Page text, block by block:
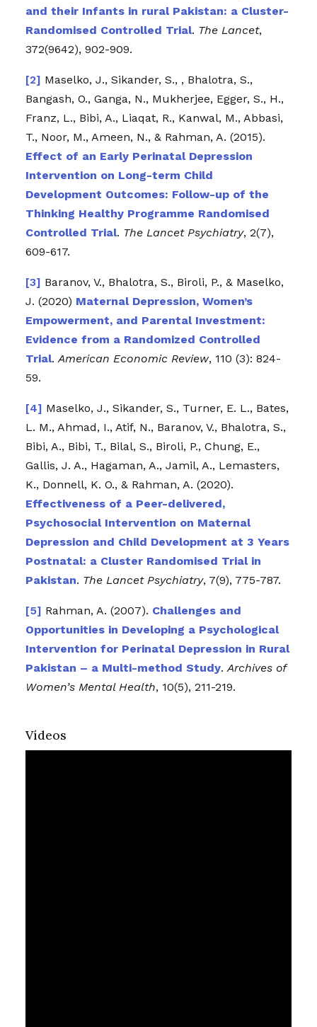
and their Infants in rural Pakistan: a Cluster-
Randomised Controlled Trial. The Lancet,
372(9642), 902-909.
Maselko, J., Sikander, S., , Bhalotra, S.,
Bangash, O., Ganga, N., Mukherjee, Egger, S., H.,
Franz, L., Bibi, A., Liaqat, R., Kanwal, M., Abbasi,
T., Noor, M., Ameen, N., & Rahman, A. (2015).
Effect of an Early Perinatal Depression
Intervention on Long-term Child
Development Outcomes: Follow-up of the
Thinking Healthy Programme Randomised
Controlled Trial. The Lancet Psychiatry, 2(7),
609-617.
Baranov, V., Bhalotra, S., Biroli, P., & Maselko,
J. (2020) Maternal Depression, Women’s
Empowerment, and Parental Investment:
Evidence from a Randomized Controlled
Trial.American Economic Review, 110 (3): 824-
59.
Maselko, J., Sikander, S., Turner, E. L., Bates,
L. M., Ahmad, I., Atif, N., Baranov, V., Bhalotra, S.,
Bibi, A., Bibi, T., Bilal, S., Biroli, P., Chung, E.,
Gallis, J. A., Hagaman, A., Jamil, A., Lemasters,
K., Donnell, K. O., & Rahman, A. (2020).
Effectiveness of a Peer-delivered,
Psychosocial Intervention on Maternal
Depression and Child Development at 3 Years
Postnatal: a Cluster Randomised Trial in
Pakistan. The Lancet Psychiatry, 7(9), 775-787.
Rahman, A. (2007). Challenges and
Opportunities in Developing a Psychological
Intervention for Perinatal Depression in Rural
Pakistan – a Multi-method Study.Archives of
Women’s Mental Health, 10(5), 211-219.
Vídeos